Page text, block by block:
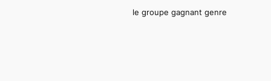
le groupe gagnant genre